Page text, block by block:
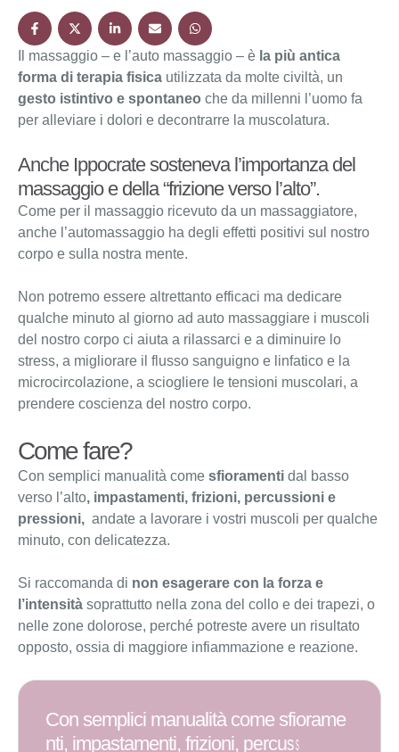
Il massaggio – e l’auto massaggio – è la più antica
forma di terapia fisica utilizzata da molte civiltà, un
gesto istintivo e spontaneo che da millenni l’uomo fa
per alleviare i dolori e decontrarre la muscolatura.
Anche Ippocrate sosteneva l’importanza del
massaggio e della “frizione verso l’alto”.
Come per il massaggio ricevuto da un massaggiatore,
anche l’automassaggio ha degli effetti positivi sul nostro
corpo e sulla nostra mente.
Non potremo essere altrettanto efficaci ma dedicare
qualche minuto al giorno ad auto massaggiare i muscoli
del nostro corpo ci aiuta a rilassarci e a diminuire lo
stress, a migliorare il flusso sanguigno e linfatico e la
microcircolazione, a sciogliere le tensioni muscolari, a
prendere coscienza del nostro corpo.
Come fare?
Con semplici manualità come sfioramenti dal basso
verso l’alto, impastamenti, frizioni, percussioni e
pressioni, andate a lavorare i vostri muscoli per qualche
minuto, con delicatezza.
Si raccomanda di non esagerare con la forza e
l’intensità soprattutto nella zona del collo e dei trapezi, o
nelle zone dolorose, perché potreste avere un risultato
opposto, ossia di maggiore infiammazione e reazione.
Con semplici manualità come sfiorame
nti, impastamenti, frizioni, percuss